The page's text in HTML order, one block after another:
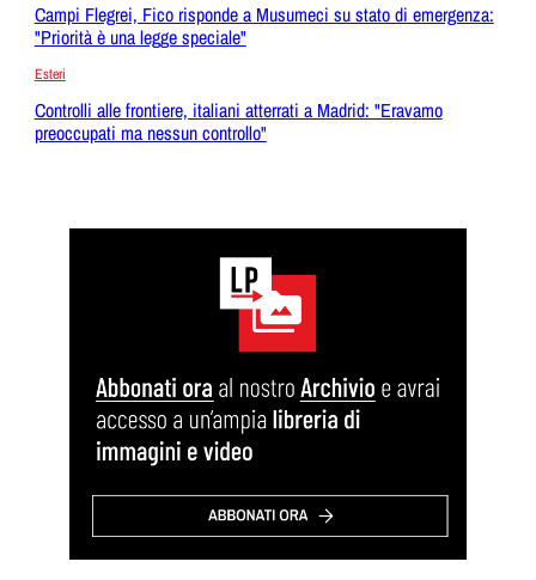
Campi Flegrei, Fico risponde a Musumeci su stato di emergenza:
"Priorità è una legge speciale"
Esteri
Controlli alle frontiere, italiani atterrati a Madrid: "Eravamo
preoccupati ma nessun controllo"